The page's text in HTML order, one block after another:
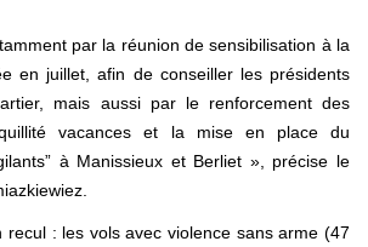
par la réunion de sensibilisation à la
en juillet, afin de conseiller les présidents
mais aussi par le renforcement des
vacances et la mise en place du
à Manissieux et Berliet », précise le
recul : les vols avec violence sans arme (47